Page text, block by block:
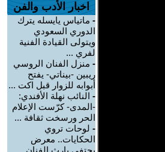
اخبار الأدب والفن
- ماتياس يايسله يترك
الدوري السعودي
ويتولى القيادة الفنية
لفري ...
- منزل الفنان الروسي
ريبين -بيناتي- يفتح
أبوابه للزوار قبل اكت ...
- النائب نهلة الأفندي:
-المدى- كرّست الإعلام
الحر ورسخت ثقافة ...
- لوحات تروي
الحكايات.. معرض
يحتفي بإرث الفنان